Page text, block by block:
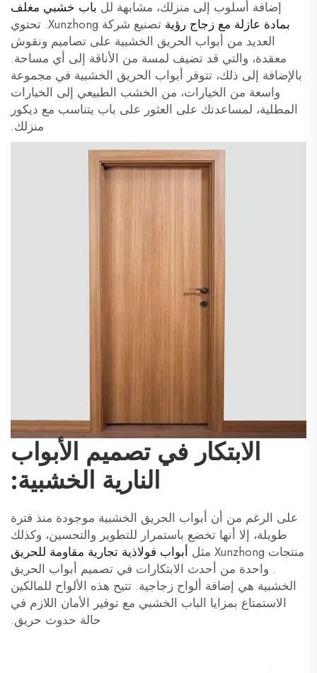
إضافة أسلوب إلى منزلك، مشابهة لل باب خشبي مغلف
بمادة عازلة مع زجاج رؤية
تصنيع شركة Xunzhong. تحتوي
العديد من أبواب الحريق الخشبية على تصاميم ونقوش
معقدة، والتي قد تضيف لمسة من الأناقة إلى أي مساحة.
بالإضافة إلى ذلك، تتوفر أبواب الحريق الخشبية في مجموعة
واسعة من الخيارات، من الخشب الطبيعي إلى الخيارات
المطلية، لمساعدتك على العثور على باب يتناسب مع ديكور
منزلك.
الابتكار في تصميم الأبواب
النارية الخشبية:
على الرغم من أن أبواب الحريق الخشبية موجودة منذ فترة
طويلة، إلا أنها تخضع باستمرار للتطوير والتحسين، وكذلك
منتجات Xunzhong مثل
أبواب فولاذية تجارية مقاومة للحريق
. واحدة من أحدث الابتكارات في تصميم أبواب الحريق
الخشبية هي إضافة ألواح زجاجية. تتيح هذه الألواح للمالكين
الاستمتاع بمزايا الباب الخشبي مع توفير الأمان اللازم في
حالة حدوث حريق.